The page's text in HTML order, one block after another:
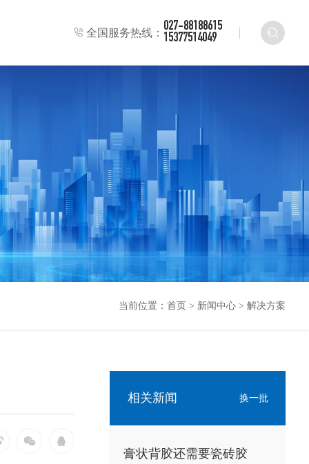
全国服务热线： 027-88188615
15377514049
当前位置：首页 > 新闻中心 >解决方案
相关新闻 换一批
膏状背胶还需要瓷砖胶